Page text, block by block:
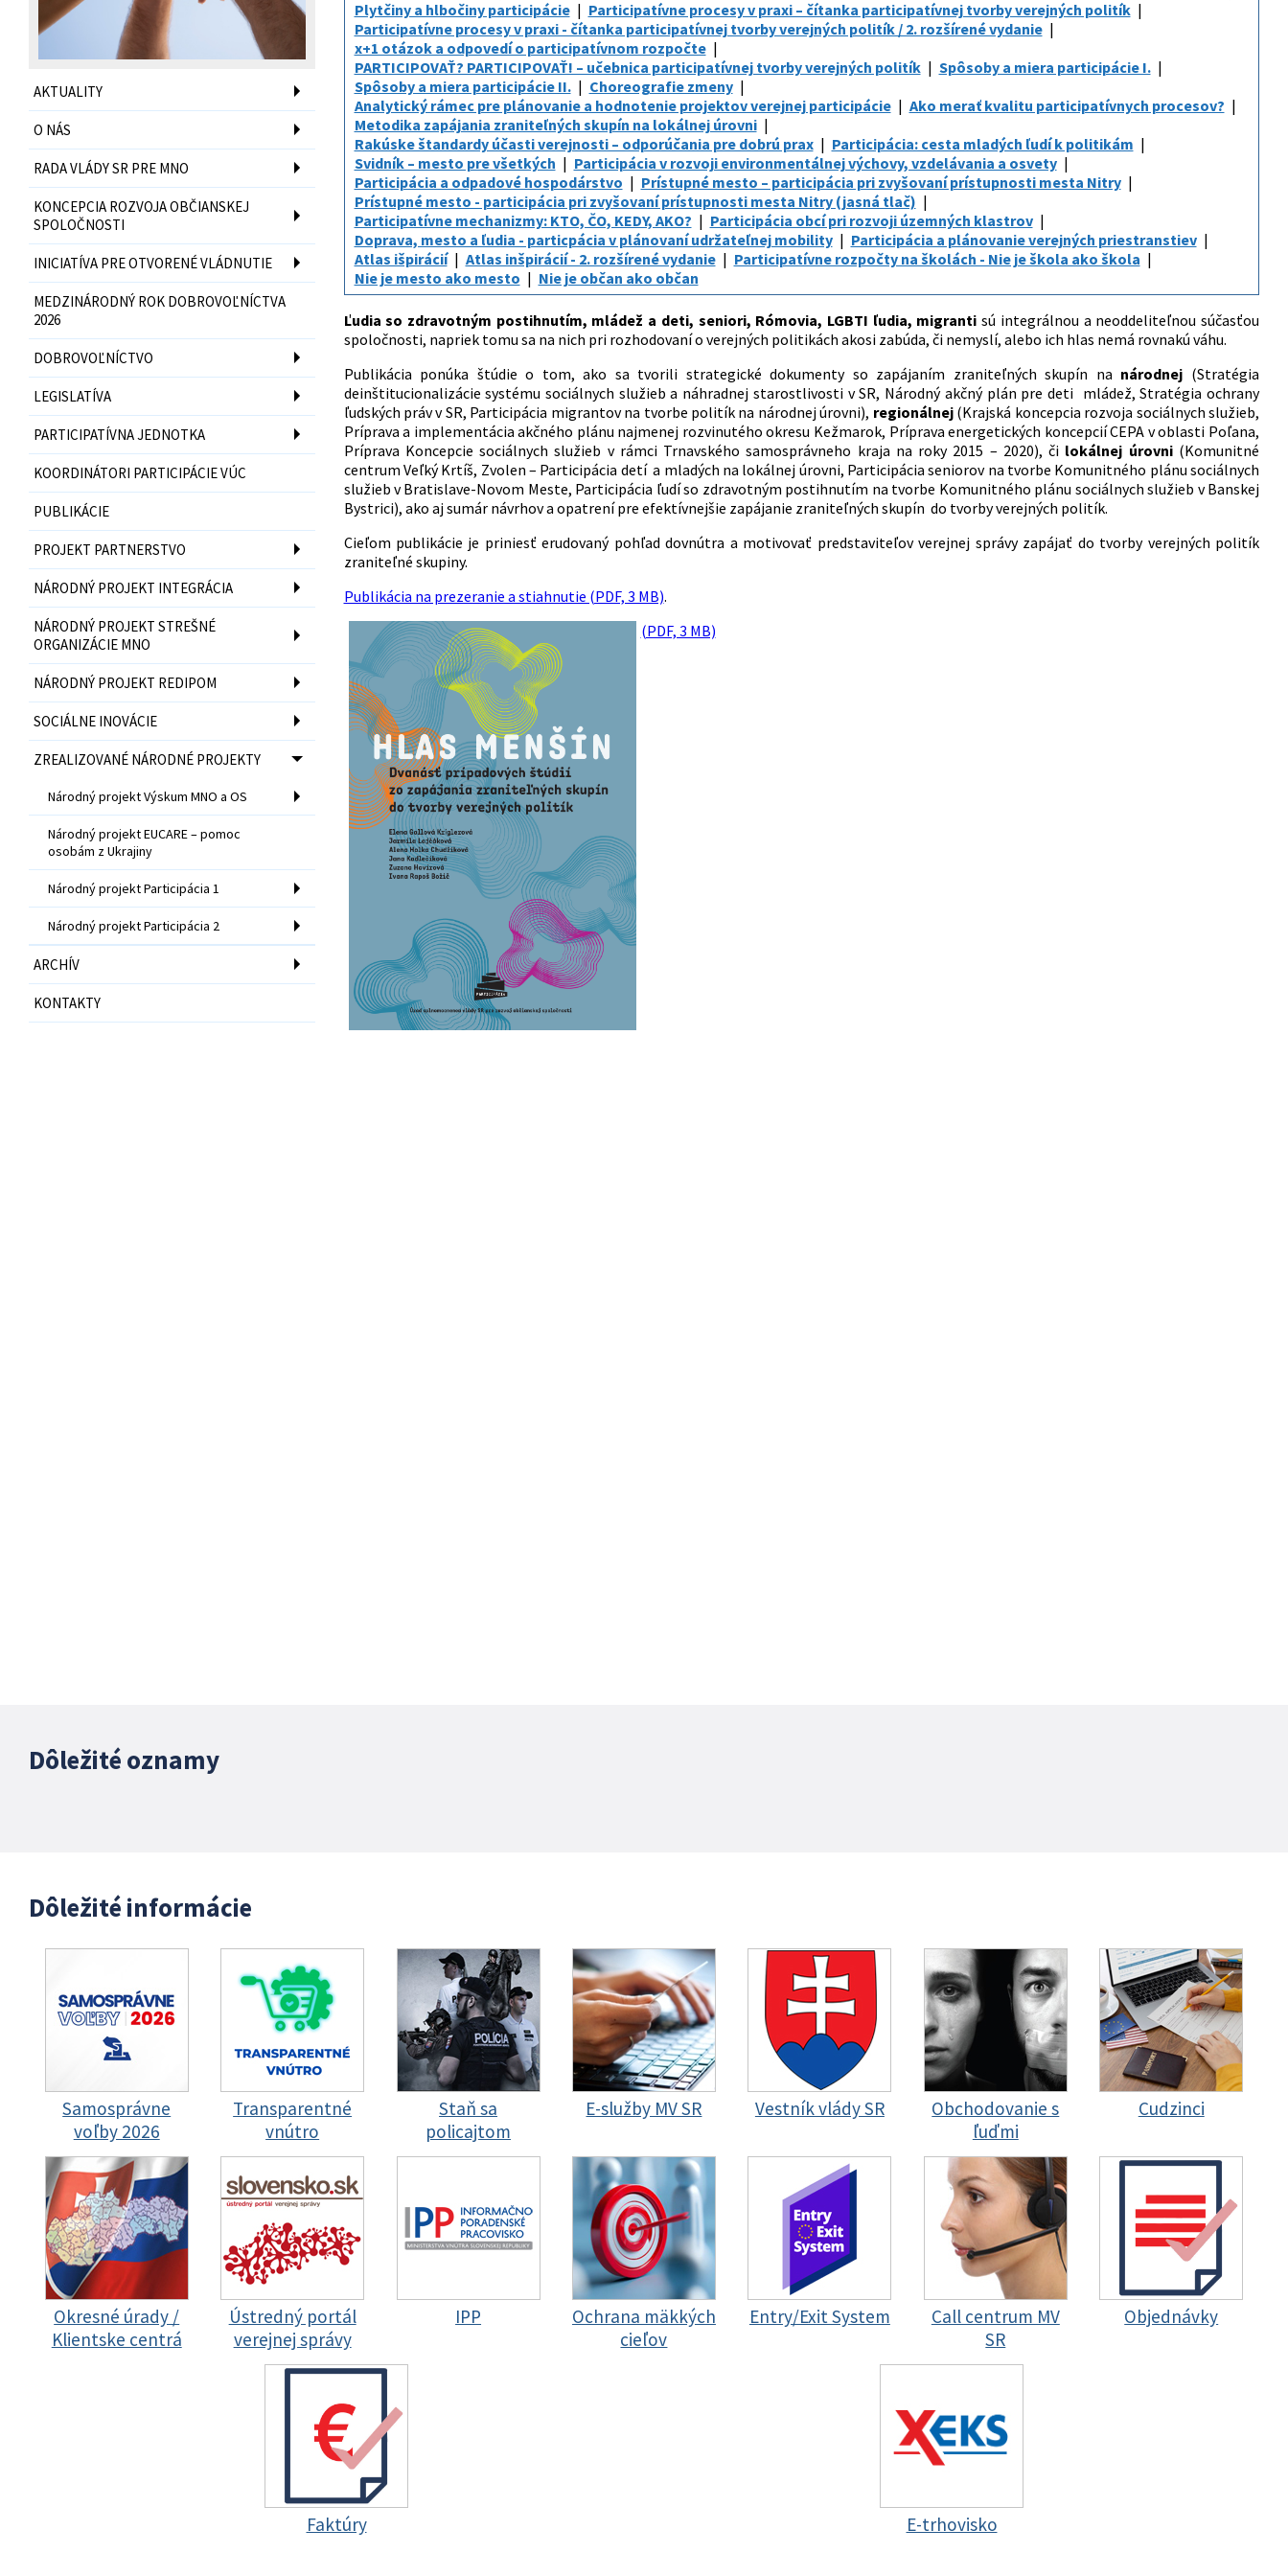
AKTUALITY
O NÁS
RADA VLÁDY SR PRE MNO
KONCEPCIA ROZVOJA OBČIANSKEJ
SPOLOČNOSTI
INICIATÍVA PRE OTVORENÉ VLÁDNUTIE
MEDZINÁRODNÝ ROK DOBROVOĽNÍCTVA
2026
DOBROVOĽNÍCTVO
LEGISLATÍVA
PARTICIPATÍVNA JEDNOTKA
KOORDINÁTORI PARTICIPÁCIE VÚC
PUBLIKÁCIE
PROJEKT PARTNERSTVO
NÁRODNÝ PROJEKT INTEGRÁCIA
NÁRODNÝ PROJEKT STREŠNÉ
ORGANIZÁCIE MNO
NÁRODNÝ PROJEKT REDIPOM
SOCIÁLNE INOVÁCIE
ZREALIZOVANÉ NÁRODNÉ PROJEKTY
Národný projekt Výskum MNO a OS
Národný projekt EUCARE – pomoc
osobám z Ukrajiny
Národný projekt Participácia 1
Národný projekt Participácia 2
ARCHÍV
KONTAKTY
Plytčiny a hlbočiny participácie
Participatívne procesy v praxi – čítanka participatívnej tvorby verejných politík
Participatívne procesy v praxi - čítanka participatívnej tvorby verejných politík / 2. rozšírené vydanie
x+1 otázok a odpovedí o participatívnom rozpočte
PARTICIPOVAŤ? PARTICIPOVAŤ! – učebnica participatívnej tvorby verejných politík
Spôsoby a miera participácie I.
Spôsoby a miera participácie II.
Choreografie zmeny
Analytický rámec pre plánovanie a hodnotenie projektov verejnej participácie
Ako merať kvalitu participatívnych procesov?
Metodika zapájania zraniteľných skupín na lokálnej úrovni
Rakúske štandardy účasti verejnosti – odporúčania pre dobrú prax
Participácia: cesta mladých ľudí k politikám
Svidník – mesto pre všetkých
Participácia v rozvoji environmentálnej výchovy, vzdelávania a osvety
Participácia a odpadové hospodárstvo
Prístupné mesto – participácia pri zvyšovaní prístupnosti mesta Nitry
Prístupné mesto - participácia pri zvyšovaní prístupnosti mesta Nitry (jasná tlač)
Participatívne mechanizmy: KTO, ČO, KEDY, AKO?
Participácia obcí pri rozvoji územných klastrov
Doprava, mesto a ľudia - particpácia v plánovaní udržateľnej mobility
Participácia a plánovanie verejných priestranstiev
Atlas išpirácií
Atlas inšpirácií - 2. rozšírené vydanie
Participatívne rozpočty na školách - Nie je škola ako škola
Nie je mesto ako mesto
Nie je občan ako občan
Ľudia so zdravotným postihnutím, mládež a deti, seniori, Rómovia, LGBTI ľudia, migranti sú integrálnou a neoddeliteľnou súčasťou
spoločnosti, napriek tomu sa na nich pri rozhodovaní o verejných politikách akosi zabúda, či nemyslí, alebo ich hlas nemá rovnakú váhu.
Publikácia ponúka štúdie o tom, ako sa tvorili strategické dokumenty so zapájaním zraniteľných skupín na národnej (Stratégia
deinštitucionalizácie systému sociálnych služieb a náhradnej starostlivosti v SR, Národný akčný plán pre deti mládež, Stratégia ochrany
ľudských práv v SR, Participácia migrantov na tvorbe politík na národnej úrovni), regionálnej (Krajská koncepcia rozvoja sociálnych služieb,
Príprava a implementácia akčného plánu najmenej rozvinutého okresu Kežmarok, Príprava energetických koncepcií CEPA v oblasti Poľana,
Príprava Koncepcie sociálnych služieb v rámci Trnavského samosprávneho kraja na roky 2015 – 2020), či lokálnej úrovni (Komunitné
centrum Veľký Krtíš, Zvolen – Participácia detí a mladých na lokálnej úrovni, Participácia seniorov na tvorbe Komunitného plánu sociálnych
služieb v Bratislave-Novom Meste, Participácia ľudí so zdravotným postihnutím na tvorbe Komunitného plánu sociálnych služieb v Banskej
Bystrici), ako aj sumár návrhov a opatrení pre efektívnejšie zapájanie zraniteľných skupín do tvorby verejných politík.
Cieľom publikácie je priniesť erudovaný pohľad dovnútra a motivovať predstaviteľov verejnej správy zapájať do tvorby verejných politík
zraniteľné skupiny.
Publikácia na prezeranie a stiahnutie (PDF, 3 MB).
(PDF, 3 MB)
Dôležité oznamy
Dôležité informácie
Samosprávne
voľby 2026
Transparentné
vnútro
Staň sa
policajtom
E-služby MV SR Vestník vlády SR
Obchodovanie s
ľuďmi
Cudzinci
Okresné úrady /
Klientske centrá
Ústredný portál
verejnej správy
IPP
Ochrana mäkkých
cieľov
Entry/Exit System
Call centrum MV
SR
Objednávky
Faktúry E-trhovisko